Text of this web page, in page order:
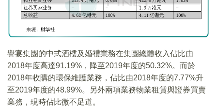
譽宴集團的中式酒樓及婚禮業務在集團總體收入佔比由
2018年度高達91.19%，降至2019年度的50.32%。而於
2018年收購的環保維護業務，佔比由2018年度的7.77%升
至2019年度的48.99%。另外兩項業務物業租賃與證券買賣
業務，現時佔比微不足道。